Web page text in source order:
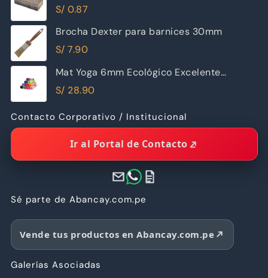
S/ 0.87
Brocha Dexter para barnices 30mm
S/ 7.90
Mat Yoga 6mm Ecológico Excelente
Calidad
S/ 28.90
Contacto Corporativo / Institucional
Ir al Portal de Contacto
Sé parte de Abancay.com.pe
Vende tus productos en Abancay.com.pe
Galerías Asociadas